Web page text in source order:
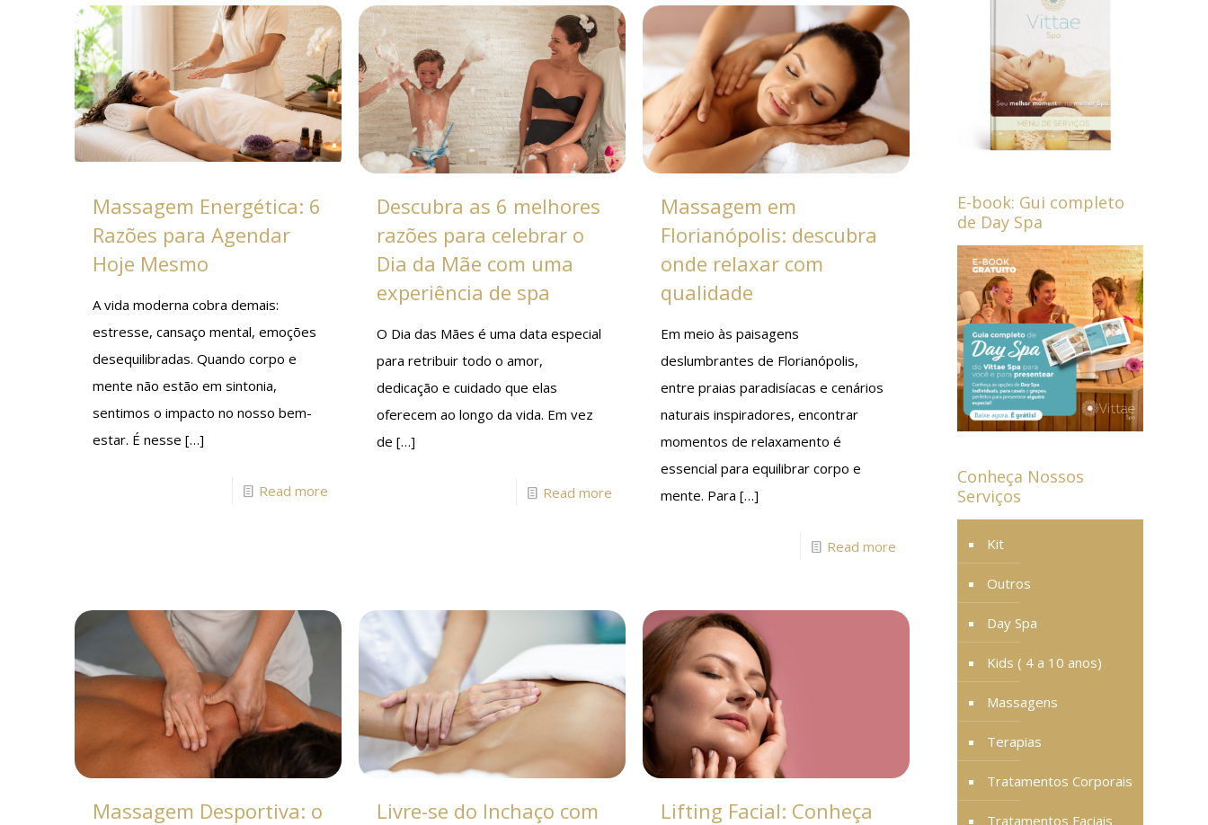
Massagem Energética: 6
Razões para Agendar
Hoje Mesmo
A vida moderna cobra demais:
estresse, cansaço mental, emoções
desequilibradas. Quando corpo e
mente não estão em sintonia,
sentimos o impacto no nosso bem-
estar. É nesse […]
Read more
Descubra as 6 melhores
razões para celebrar o
Dia da Mãe com uma
experiência de spa
O Dia das Mães é uma data especial
para retribuir todo o amor,
dedicação e cuidado que elas
oferecem ao longo da vida. Em vez
de […]
Read more
Massagem em
Florianópolis: descubra
onde relaxar com
qualidade
Em meio às paisagens
deslumbrantes de Florianópolis,
entre praias paradisíacas e cenários
naturais inspiradores, encontrar
momentos de relaxamento é
essencial para equilibrar corpo e
mente. Para […]
Read more
Massagem Desportiva: o
Livre-se do Inchaço com
Lifting Facial: Conheça
E-book: Gui completo
de Day Spa
Conheça Nossos
Serviços
Kit
Outros
Day Spa
Kids ( 4 a 10 anos)
Massagens
Terapias
Tratamentos Corporais
Tratamentos Faciais